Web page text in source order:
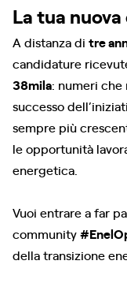
La tua
A distanza di tre
candidature
38mila: numeri che
successo
sempre più
le opportunità
energetica.
Vuoi entrare a far
community
della transizione